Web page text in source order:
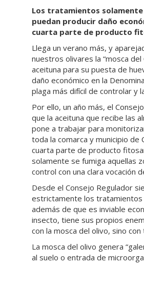
Los tratamientos solamente
puedan producir daño
cuarta parte de producto
Llega un verano más, y
nuestros olivares la “mosca
aceituna para su puesta de
daño económico en la
plaga más difícil de controlar y
Por ello, un año más, el
que la aceituna que recibe las
pone a trabajar para
toda la comarca y municipio
cuarta parte de producto
solamente se fumiga aquellas
control con una clara vocación
Desde el Consejo Regulador
estrictamente los tratamientos
además de que es inviable
insecto, tiene sus propios
con la mosca del olivo, sino
La mosca del olivo genera
al suelo o entrada de